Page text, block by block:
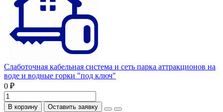
Слаботочная кабельная система и сеть парка аттракционов на
воде и водные горки "под ключ"
0 ₽
В корзину Оставить заявку